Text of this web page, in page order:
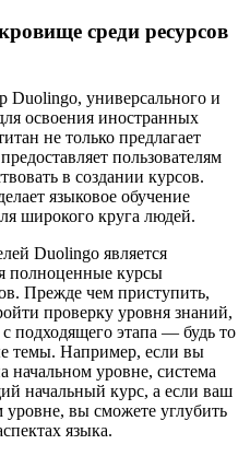
среди ресурсов
универсального и
освоения иностранных
не только предлагает
пользователям
в создании курсов.
языковое обучение
широкого круга людей.
Duolingo является
полноценные курсы
Прежде чем приступить,
проверку уровня знаний,
с подходящего этапа — будь то
темы. Например, если вы
начальном уровне, система
начальный курс, а если ваш
вы сможете углубить
языка.